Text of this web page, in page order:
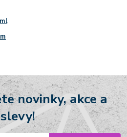
novinky, akce a
slevy!